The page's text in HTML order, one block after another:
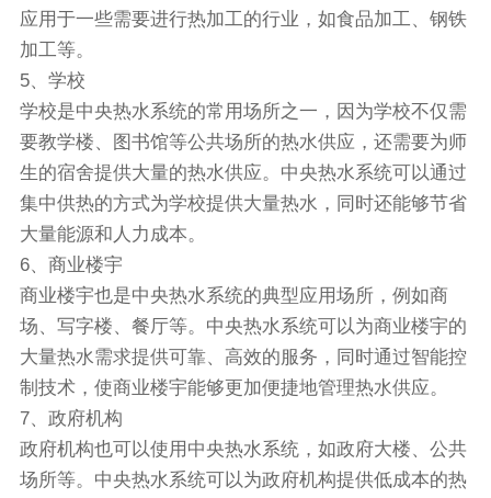
应用于一些需要进行热加工的行业，如食品加工、钢铁
加工等。
5、学校
学校是中央热水系统的常用场所之一，因为学校不仅需
要教学楼、图书馆等公共场所的热水供应，还需要为师
生的宿舍提供大量的热水供应。中央热水系统可以通过
集中供热的方式为学校提供大量热水，同时还能够节省
大量能源和人力成本。
6、商业楼宇
商业楼宇也是中央热水系统的典型应用场所，例如商
场、写字楼、餐厅等。中央热水系统可以为商业楼宇的
大量热水需求提供可靠、高效的服务，同时通过智能控
制技术，使商业楼宇能够更加便捷地管理热水供应。
7、政府机构
政府机构也可以使用中央热水系统，如政府大楼、公共
场所等。中央热水系统可以为政府机构提供低成本的热